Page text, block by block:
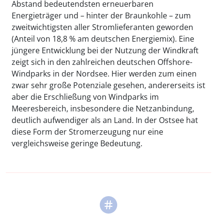
Abstand bedeutendsten erneuerbaren
Energieträger und – hinter der Braunkohle – zum
zweitwichtigsten aller Stromlieferanten geworden
(Anteil von 18,8 % am deutschen Energiemix). Eine
jüngere Entwicklung bei der Nutzung der Windkraft
zeigt sich in den zahlreichen deutschen Offshore-
Windparks in der Nordsee. Hier werden zum einen
zwar sehr große Potenziale gesehen, andererseits ist
aber die Erschließung von Windparks im
Meeresbereich, insbesondere die Netzanbindung,
deutlich aufwendiger als an Land. In der Ostsee hat
diese Form der Stromerzeugung nur eine
vergleichsweise geringe Bedeutung.